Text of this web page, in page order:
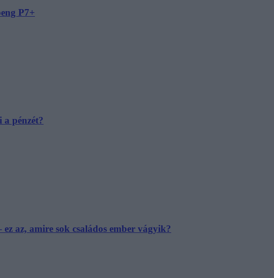
P7+
pénzét?
az, amire sok családos ember vágyik?